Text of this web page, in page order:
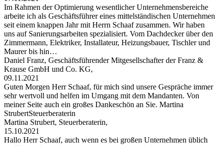
Im Rahmen der Optimierung wesentlicher Unternehmensbereiche
arbeite ich als Geschäftsführer eines mittelständischen Unternehmen
seit einem knappen Jahr mit Herrn Schaaf zusammen. Wir haben
uns auf Sanierungsarbeiten spezialisiert. Vom Dachdecker über den
Zimmermann, Elektriker, Installateur, Heizungsbauer, Tischler und
Maurer bis hin…
Daniel Franz, Geschäftsführender Mitgesellschafter der Franz &
Krause GmbH und Co. KG,
09.11.2021
Guten Morgen Herr Schaaf, für mich sind unsere Gespräche immer
sehr wertvoll und helfen im Umgang mit dem Mandanten. Von
meiner Seite auch ein großes Dankeschön an Sie. Martina
StrubertSteuerberaterin
Martina Strubert, Steuerberaterin,
15.10.2021
Hallo Herr Schaaf, auch wenn es bei großen Unternehmen üblich